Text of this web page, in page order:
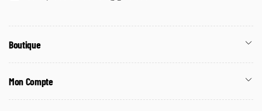
Boutique
Mon Compte